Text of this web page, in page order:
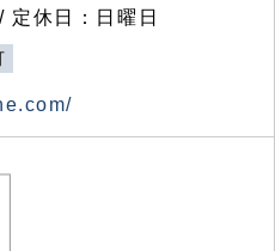
休日：日曜日